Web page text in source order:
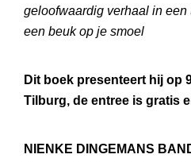
geloofwaardig verhaal in
een beuk op je smoel
Dit boek presenteert hij op
Tilburg, de entree is gratis
NIENKE DINGEMANS